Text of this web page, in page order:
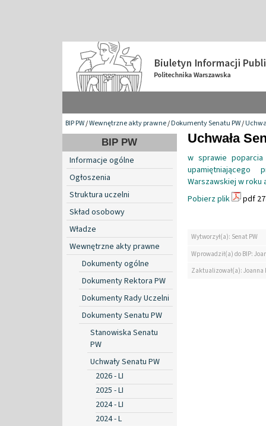
BIP PW/Wewnętrzne akty prawne/Dokumenty Senatu PW/
BIP PW
Informacje ogólne
Ogłoszenia
Struktura uczelni
Skład osobowy
Władze
Wewnętrzne akty prawne
Dokumenty ogólne
Dokumenty Rektora PW
Dokumenty Rady Uczelni
Dokumenty Senatu PW
Stanowiska Senatu
PW
Uchwały Senatu PW
2026 - LI
2025 - LI
2024 - LI
2024 - L
Uchwała
w sprawie poparcia
upamiętniającego
Warszawskiej w roku
Pobierz plik
pdf
Wytworzył(a): Senat PW
Wprowadził(a) do BIP:
Zaktualizował(a):